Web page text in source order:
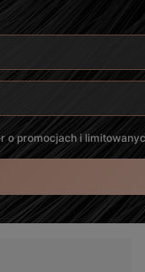
o promocjach i